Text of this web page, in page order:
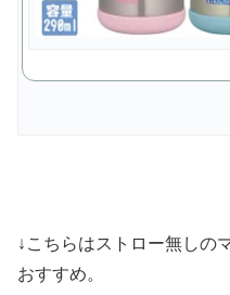
↓こちらはストロー無しの
おすすめ。